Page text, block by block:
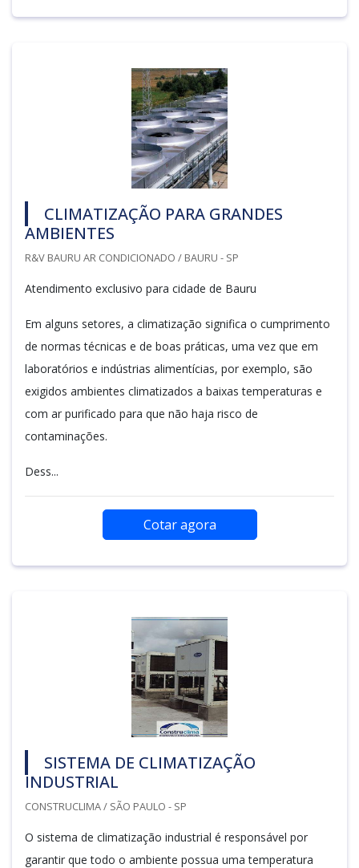
CLIMATIZAÇÃO PARA GRANDES
AMBIENTES
R&V BAURU AR CONDICIONADO / BAURU - SP
Atendimento exclusivo para cidade de Bauru
Em alguns setores, a climatização significa o cumprimento
de normas técnicas e de boas práticas, uma vez que em
laboratórios e indústrias alimentícias, por exemplo, são
exigidos ambientes climatizados a baixas temperaturas e
com ar purificado para que não haja risco de
contaminações.
Dess...
Cotar agora
SISTEMA DE CLIMATIZAÇÃO
INDUSTRIAL
CONSTRUCLIMA / SÃO PAULO - SP
O sistema de climatização industrial é responsável por
garantir que todo o ambiente possua uma temperatura